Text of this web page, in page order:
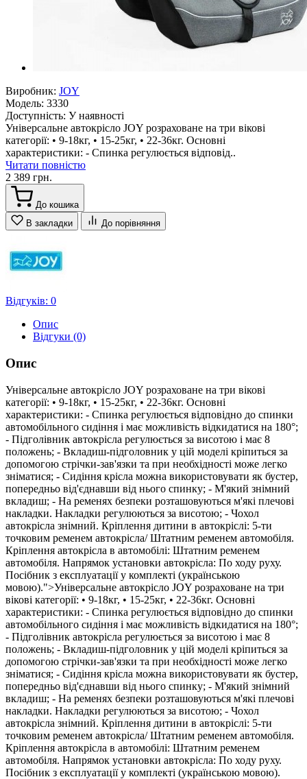
Виробник: JOY
Модель: 3330
Доступність: У наявності
Універсальне автокрісло JOY розраховане на три вікові
категорії: • 9-18кг, • 15-25кг, • 22-36кг. Основні
характеристики: - Спинка регулюється відповід..
Читати повністю
2 389 грн.
До кошика
В закладки
До порівняння
Відгуків: 0
Опис
Відгуки (0)
Опис
Універсальне автокрісло JOY розраховане на три вікові
категорії: • 9-18кг, • 15-25кг, • 22-36кг. Основні
характеристики: - Спинка регулюється відповідно до спинки
автомобільного сидіння і має можливість відкидатися на 180°;
- Підголівник автокрісла регулюється за висотою і має 8
положень; - Вкладиш-підголовник у цій моделі кріпиться за
допомогою стрічки-зав'язки та при необхідності може легко
зніматися; - Сидіння крісла можна використовувати як бустер,
попередньо від'єднавши від нього спинку; - М'який знімний
вкладиш; - На ременях безпеки розташовуються м'які плечові
накладки. Накладки регулюються за висотою; - Чохол
автокрісла знімний. Кріплення дитини в автокріслі: 5-ти
точковим ременем автокрісла/ Штатним ременем автомобіля.
Кріплення автокрісла в автомобілі: Штатним ременем
автомобіля. Напрямок установки автокрісла: По ходу руху.
Посібник з експлуатації у комплекті (українською
мовою).">Універсальне автокрісло JOY розраховане на три
вікові категорії: • 9-18кг, • 15-25кг, • 22-36кг. Основні
характеристики: - Спинка регулюється відповідно до спинки
автомобільного сидіння і має можливість відкидатися на 180°;
- Підголівник автокрісла регулюється за висотою і має 8
положень; - Вкладиш-підголовник у цій моделі кріпиться за
допомогою стрічки-зав'язки та при необхідності може легко
зніматися; - Сидіння крісла можна використовувати як бустер,
попередньо від'єднавши від нього спинку; - М'який знімний
вкладиш; - На ременях безпеки розташовуються м'які плечові
накладки. Накладки регулюються за висотою; - Чохол
автокрісла знімний. Кріплення дитини в автокріслі: 5-ти
точковим ременем автокрісла/ Штатним ременем автомобіля.
Кріплення автокрісла в автомобілі: Штатним ременем
автомобіля. Напрямок установки автокрісла: По ходу руху.
Посібник з експлуатації у комплекті (українською мовою).